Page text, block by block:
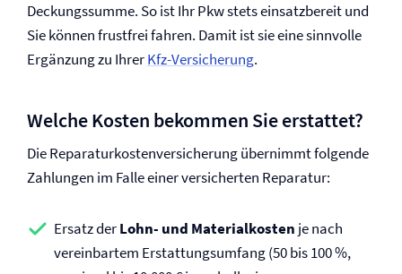
Deckungssumme. So ist Ihr Pkw stets einsatzbereit und
Sie können frustfrei fahren. Damit ist sie eine sinnvolle
Ergänzung zu IhrerKfz-Versicherung.
Welche Kosten bekommen Sie erstattet?
Die Reparaturkosten­versicherung übernimmt folgende
Zahlungen im Falle einer versicherten Reparatur:
Ersatz derLohn- und Materialkosten je nach
vereinbartem Erstattungsumfang (50 bis 100 %,